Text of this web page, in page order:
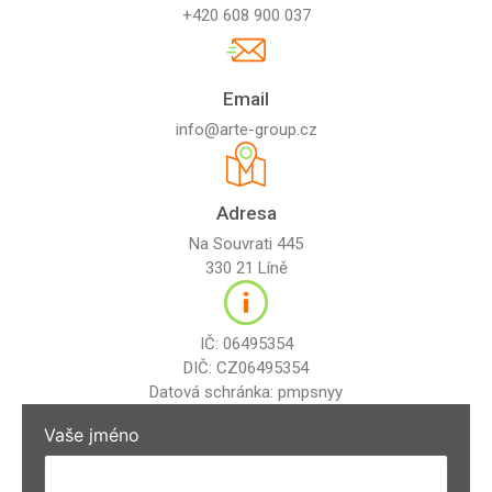
+420 608 900 037
Email
info@arte-group.cz
Adresa
Na Souvrati 445
330 21 Líně
IČ: 06495354
DIČ: CZ06495354
Datová schránka: pmpsnyy
Vaše jméno